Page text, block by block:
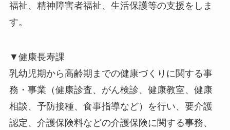
福祉、精神障害者福祉、生活保護等の支援をしま
す。
▼健康長寿課
乳幼児期から高齢期までの健康づくりに関する事
務・事業（健康診査、がん検診、健康教室、健康
相談、予防接種、食事指導など）を行い、要介護
認定、介護保険料などの介護保険に関する事務、